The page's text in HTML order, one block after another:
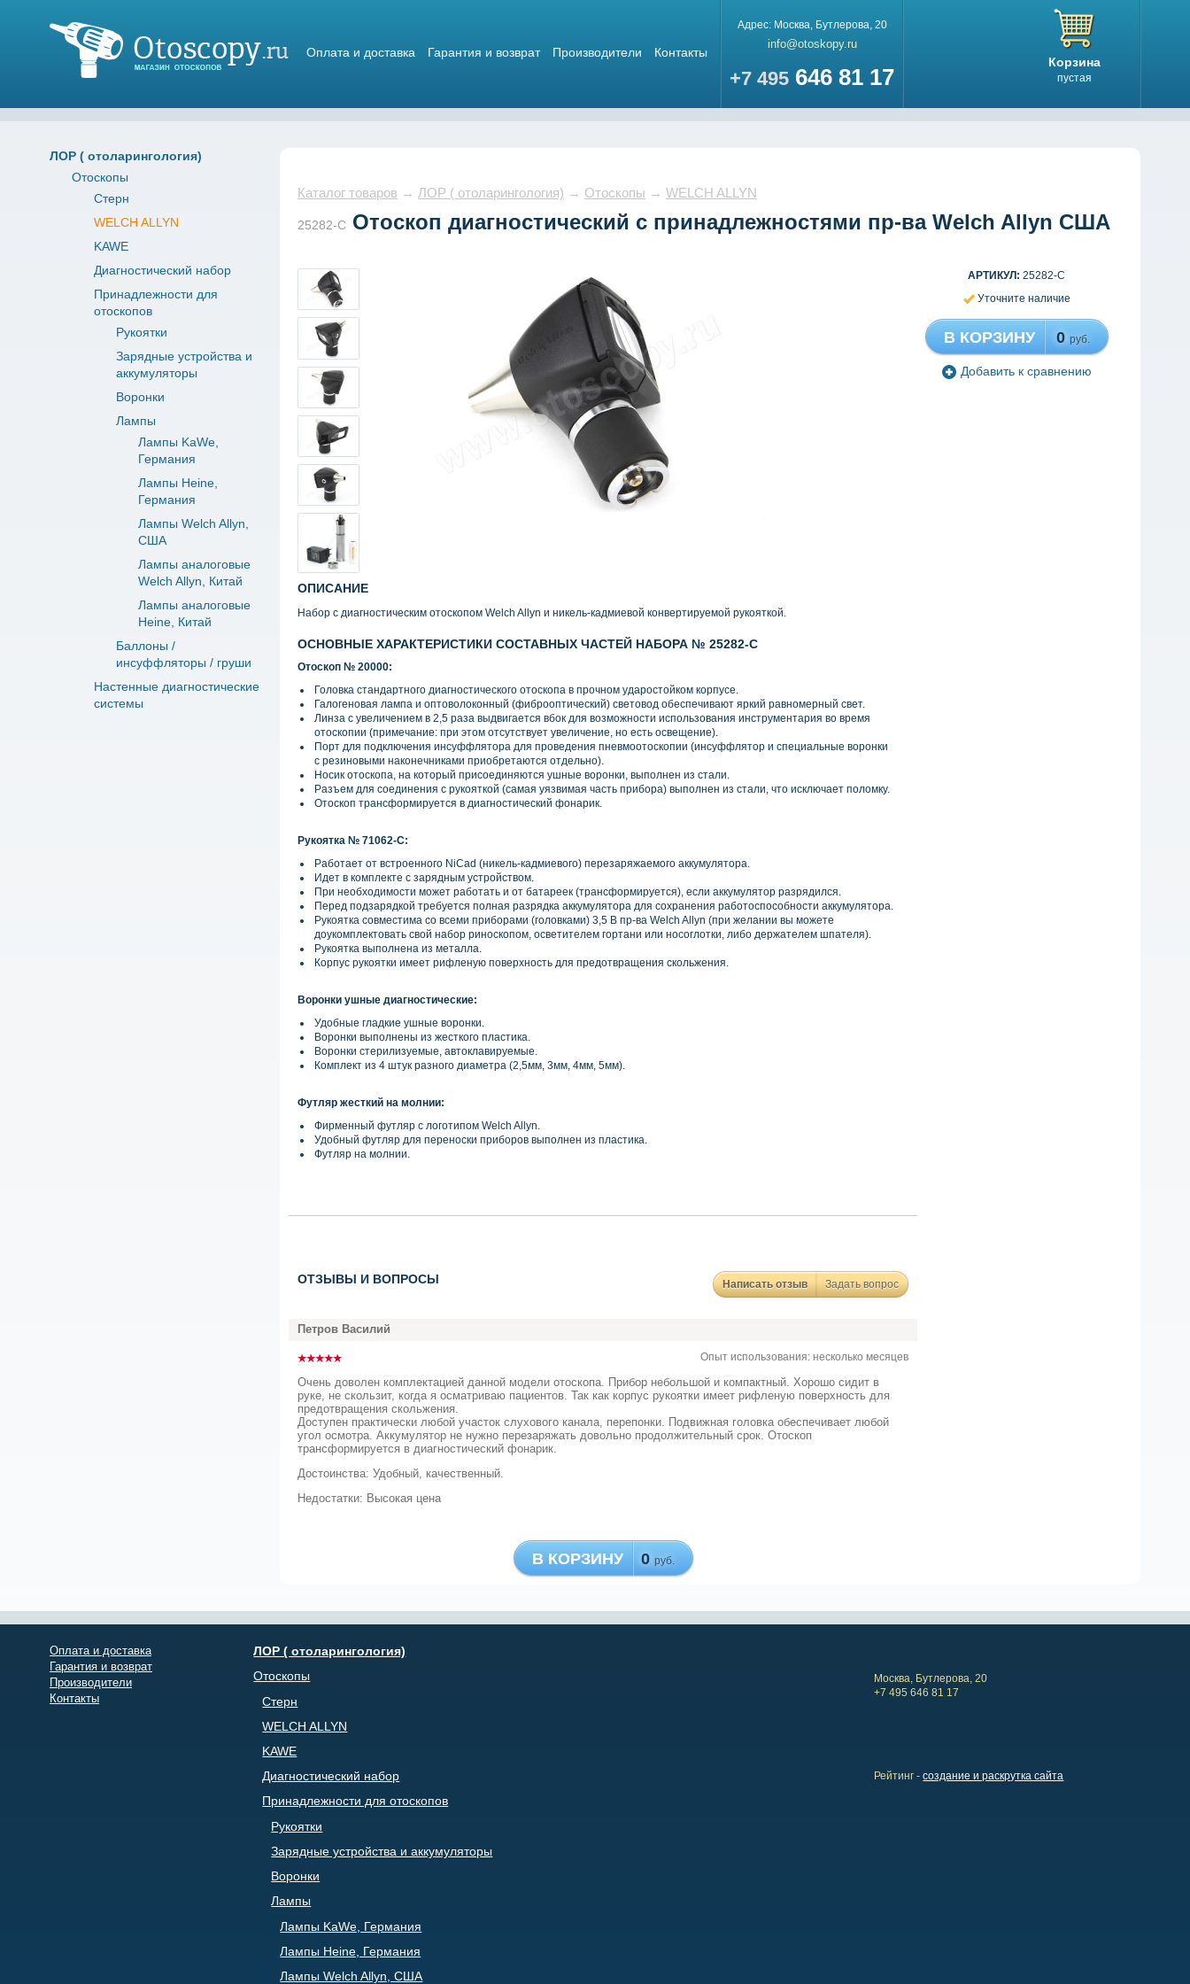
Оплата и доставка Гарантия и возврат Производители Контакты
Адрес: Москва, Бутлерова, 20
info@otoskopy.ru
+7 495 646 81 17
Корзина
пустая
ЛОР ( отоларингология)
Отоскопы
Стерн
WELCH ALLYN
KAWE
Диагностический набор
Принадлежности для
отоскопов
Рукоятки
Зарядные устройства и
аккумуляторы
Воронки
Лампы
Лампы KaWe,
Германия
Лампы Heine,
Германия
Лампы Welch Allyn,
США
Лампы аналоговые
Welch Allyn, Китай
Лампы аналоговые
Heine, Китай
Баллоны /
инсуффляторы / груши
Настенные диагностические
системы
Каталог товаров → ЛОР ( отоларингология) → Отоскопы → WELCH ALLYN
25282-C Отоскоп диагностический с принадлежностями пр-ва Welch Allyn США
АРТИКУЛ: 25282-C
Уточните наличие
В КОРЗИНУ 0 руб.
Добавить к сравнению
ОПИСАНИЕ
Набор с диагностическим отоскопом Welch Allyn и никель-кадмиевой конвертируемой рукояткой.
ОСНОВНЫЕ ХАРАКТЕРИСТИКИ СОСТАВНЫХ ЧАСТЕЙ НАБОРА № 25282-С
Отоскоп № 20000:
Головка стандартного диагностического отоскопа в прочном ударостойком корпусе.
Галогеновая лампа и оптоволоконный (фиброоптический) световод обеспечивают яркий равномерный свет.
Линза с увеличением в 2,5 раза выдвигается вбок для возможности использования инструментария во время
отоскопии (примечание: при этом отсутствует увеличение, но есть освещение).
Порт для подключения инсуффлятора для проведения пневмоотоскопии (инсуффлятор и специальные воронки
с резиновыми наконечниками приобретаются отдельно).
Носик отоскопа, на который присоединяются ушные воронки, выполнен из стали.
Разъем для соединения с рукояткой (самая уязвимая часть прибора) выполнен из стали, что исключает поломку.
Отоскоп трансформируется в диагностический фонарик.
Рукоятка № 71062-С:
Работает от встроенного NiCad (никель-кадмиевого) перезаряжаемого аккумулятора.
Идет в комплекте с зарядным устройством.
При необходимости может работать и от батареек (трансформируется), если аккумулятор разрядился.
Перед подзарядкой требуется полная разрядка аккумулятора для сохранения работоспособности аккумулятора.
Рукоятка совместима со всеми приборами (головками) 3,5 В пр-ва Welch Allyn (при желании вы можете
доукомплектовать свой набор риноскопом, осветителем гортани или носоглотки, либо держателем шпателя).
Рукоятка выполнена из металла.
Корпус рукоятки имеет рифленую поверхность для предотвращения скольжения.
Воронки ушные диагностические:
Удобные гладкие ушные воронки.
Воронки выполнены из жесткого пластика.
Воронки стерилизуемые, автоклавируемые.
Комплект из 4 штук разного диаметра (2,5мм, 3мм, 4мм, 5мм).
Футляр жесткий на молнии:
Фирменный футляр с логотипом Welch Allyn.
Удобный футляр для переноски приборов выполнен из пластика.
Футляр на молнии.
Написать отзыв Задать вопрос
ОТЗЫВЫ И ВОПРОСЫ
Петров Василий
Опыт использования: несколько месяцев
Очень доволен комплектацией данной модели отоскопа. Прибор небольшой и компактный. Хорошо сидит в
руке, не скользит, когда я осматриваю пациентов. Так как корпус рукоятки имеет рифленую поверхность для
предотвращения скольжения.
Доступен практически любой участок слухового канала, перепонки. Подвижная головка обеспечивает любой
угол осмотра. Аккумулятор не нужно перезаряжать довольно продолжительный срок. Отоскоп
трансформируется в диагностический фонарик.
Достоинства: Удобный, качественный.
Недостатки: Высокая цена
В КОРЗИНУ 0 руб.
Оплата и доставка
Гарантия и возврат
Производители
Контакты
ЛОР ( отоларингология)
Отоскопы
Стерн
WELCH ALLYN
KAWE
Диагностический набор
Принадлежности для отоскопов
Рукоятки
Зарядные устройства и аккумуляторы
Воронки
Лампы
Лампы KaWe, Германия
Лампы Heine, Германия
Лампы Welch Allyn, США
Москва, Бутлерова, 20
+7 495 646 81 17
Рейтинг -создание и раскрутка сайта